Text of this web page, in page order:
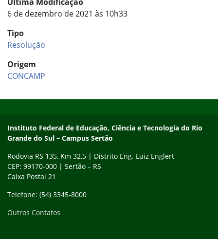
6 de dezembro de 2021 às 10h33
Tipo
Resolução
Origem
CONCAMP
Instituto Federal de Educação, Ciência e Tecnologia do Rio
Grande do Sul – Campus Sertão
Rodovia RS 135, Km 32,5 | Distrito Eng. Luiz Englert
CEP: 99170-000 | Sertão – RS
Caixa Postal 21
Telefone: (54) 3345-8000
Outros Contatos